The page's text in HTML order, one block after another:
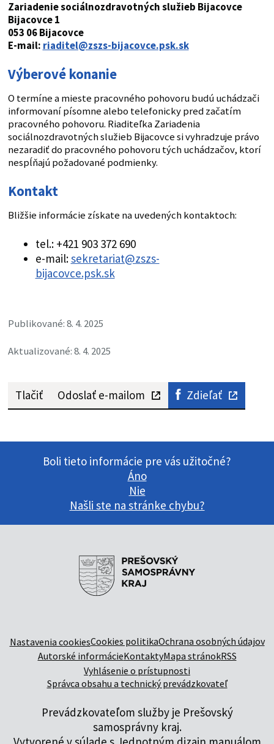
Zariadenie sociálnozdravotných služieb Bijacovce
Bijacovce 1
053 06 Bijacovce
E-mail: riaditel@zszs-bijacovce.psk.sk
Výberové konanie
O termíne a mieste pracovného pohovoru budú uchádzači
informovaní písomne alebo telefonicky pred začatím
pracovného pohovoru. Riaditeľka Zariadenia
sociálnozdravotných služieb Bijacovce si vyhradzuje právo
nezaradiť do pracovného pohovoru tých uchádzačov, ktorí
nespĺňajú požadované podmienky.
Kontakt
Bližšie informácie získate na uvedených kontaktoch:
tel.: +421 903 372 690
e-mail:sekretariat@zszs-
bijacovce.psk.sk
Publikované: 8. 4. 2025
Aktualizované: 8. 4. 2025
Tlačiť Odoslať e-mailom Zdieľať
Boli tieto informácie pre vás užitočné?
Áno
Nie
Našli ste na stránke chybu?
Nastavenia cookiesCookies politikaOchrana osobných údajov
Autorské informácieKontaktyMapa stránokRSS
Vyhlásenie o prístupnosti
Správca obsahu a technický prevádzkovateľ
Prevádzkovateľom služby je Prešovský
samosprávny kraj.